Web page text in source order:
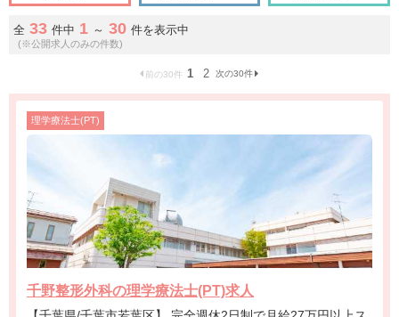
全 33 件中 1 ～ 30 件を表示中
(※公開求人のみの件数)
前の30件 1 2 次の30件
理学療法士(PT)
千野整形外科の理学療法士(PT)求人